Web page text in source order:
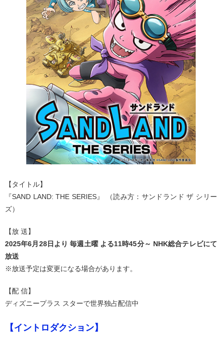
【タイトル】
『SAND LAND: THE SERIES』 （読み方：サンドランド ザ シリー
ズ）
【放 送】
2025年6月28日より 毎週土曜 よる11時45分～ NHK総合テレビにて
放送
※放送予定は変更になる場合があります。
【配 信】
ディズニープラス スターで世界独占配信中
【イントロダクション】